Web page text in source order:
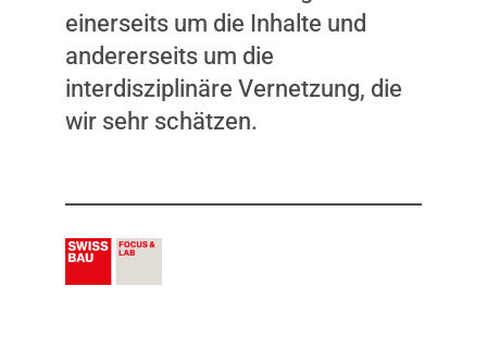
einerseits um die Inhalte und
andererseits um die
interdisziplinäre Vernetzung, die
wir sehr schätzen.